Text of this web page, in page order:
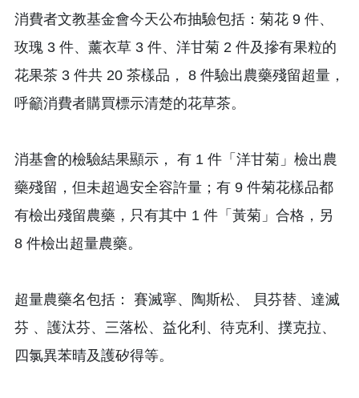
消費者文教基金會今天公布抽驗包括：菊花 9 件、
玫瑰 3 件、薰衣草 3 件、洋甘菊 2 件及摻有果粒的
花果茶 3 件共 20 茶樣品， 8 件驗出農藥殘留超量，
呼籲消費者購買標示清楚的花草茶。
消基會的檢驗結果顯示， 有 1 件「洋甘菊」檢出農
藥殘留，但未超過安全容許量；有 9 件菊花樣品都
有檢出殘留農藥，只有其中 1 件「黃菊」合格，另
8 件檢出超量農藥。
超量農藥名包括： 賽滅寧、陶斯松、 貝芬替、達滅
芬 、護汰芬、三落松、益化利、待克利、撲克拉、
四氯異苯晴及護矽得等。